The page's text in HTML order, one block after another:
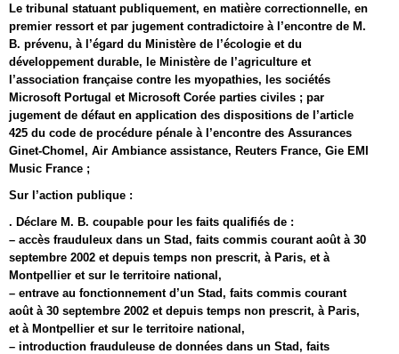
Le tribunal statuant publiquement, en matière correctionnelle, en
premier ressort et par jugement contradictoire à l’encontre de M.
B. prévenu, à l’égard du Ministère de l’écologie et du
développement durable, le Ministère de l’agriculture et
l’association française contre les myopathies, les sociétés
Microsoft Portugal et Microsoft Corée parties civiles ; par
jugement de défaut en application des dispositions de l’article
425 du code de procédure pénale à l’encontre des Assurances
Ginet-Chomel, Air Ambiance assistance, Reuters France, Gie EMI
Music France ;
Sur l’action publique :
. Déclare M. B. coupable pour les faits qualifiés de :
– accès frauduleux dans un Stad, faits commis courant août à 30
septembre 2002 et depuis temps non prescrit, à Paris, et à
Montpellier et sur le territoire national,
– entrave au fonctionnement d’un Stad, faits commis courant
août à 30 septembre 2002 et depuis temps non prescrit, à Paris,
et à Montpellier et sur le territoire national,
– introduction frauduleuse de données dans un Stad, faits